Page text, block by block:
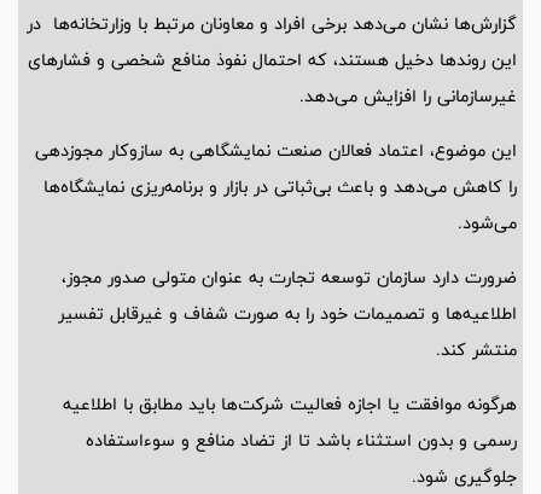
گزارش‌ها نشان می‌دهد برخی افراد و معاونان مرتبط با وزارتخانه‌ها در
این روندها دخیل هستند، که احتمال نفوذ منافع شخصی و فشارهای
غیرسازمانی را افزایش می‌دهد.
این موضوع، اعتماد فعالان صنعت نمایشگاهی به سازوکار مجوزدهی
را کاهش می‌دهد و باعث بی‌ثباتی در بازار و برنامه‌ریزی نمایشگاه‌ها
می‌شود.
ضرورت دارد سازمان توسعه تجارت به عنوان متولی صدور مجوز،
اطلاعیه‌ها و تصمیمات خود را به صورت شفاف و غیرقابل تفسیر
منتشر کند.
هرگونه موافقت یا اجازه فعالیت شرکت‌ها باید مطابق با اطلاعیه
رسمی و بدون استثناء باشد تا از تضاد منافع و سوءاستفاده
جلوگیری شود.